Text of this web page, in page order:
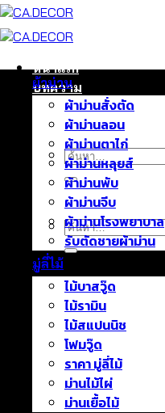
ข้าม
ยัง
หน้าแรก
บทความ
ติดต่อเรา
เกี่ยวกับเรา
ค้นหา:
ค้นหา:
ผ้าม่าน
ผ้าม่านสั่งตัด
ผ้าม่านลอน
ผ้าม่านตาไก่
ผ้าม่านหลุยส์
ผ้าม่านพับ
ผ้าม่านจีบ
ผ้าม่านโรงพยาบาล
รับตัดชายผ้าม่าน
มู่ลี่ไม้
ไม้บาสวู๊ด
ไม้รามิน
ไม้สแปนนิช
โฟมวู๊ด
ราคา มู่ลี่ไม้
ม่านไม้ไผ่
ม่านเยื้อไม้